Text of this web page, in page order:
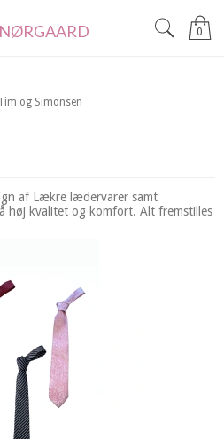
0
og Simonsen
af Lækre lædervarer samt
høj kvalitet og komfort. Alt fremstilles